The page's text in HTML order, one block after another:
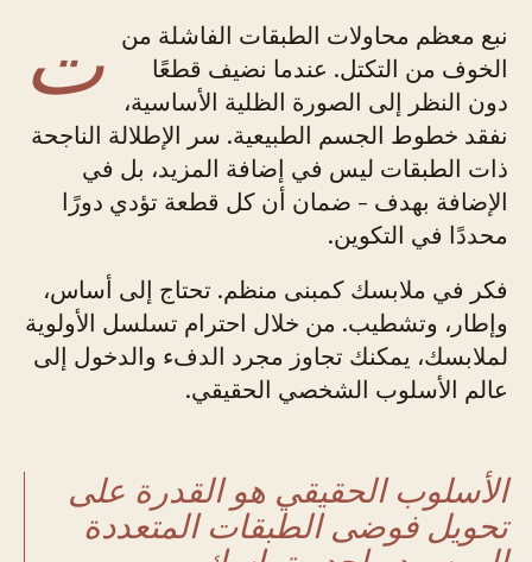
ت نبع معظم محاولات الطبقات الفاشلة من
الخوف من التكتل. عندما نضيف قطعًا
دون النظر إلى الصورة الظلية الأساسية،
نفقد خطوط الجسم الطبيعية. سر الإطلالة الناجحة
ذات الطبقات ليس في إضافة المزيد، بل في
الإضافة بهدف - ضمان أن كل قطعة تؤدي دورًا
محددًا في التكوين.
فكر في ملابسك كمبنى منظم. تحتاج إلى أساس،
وإطار، وتشطيب. من خلال احترام تسلسل الأولوية
لملابسك، يمكنك تجاوز مجرد الدفء والدخول إلى
عالم الأسلوب الشخصي الحقيقي.
الأسلوب الحقيقي هو القدرة على
تحويل فوضى الطبقات المتعددة